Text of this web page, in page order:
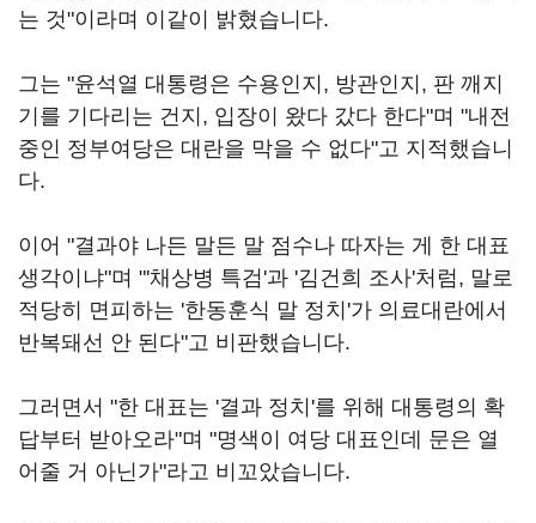
는 것"이라며 이같이 밝혔습니다.
그는 "윤석열 대통령은 수용인지, 방관인지, 판 깨지
기를 기다리는 건지, 입장이 왔다 갔다 한다"며 "내전
중인 정부여당은 대란을 막을 수 없다"고 지적했습니
다.
이어 "결과야 나든 말든 말 점수나 따자는 게 한 대표
생각이냐"며 "'채상병 특검'과 '김건희 조사'처럼, 말로
적당히 면피하는 '한동훈식 말 정치'가 의료대란에서
반복돼선 안 된다"고 비판했습니다.
그러면서 "한 대표는 '결과 정치'를 위해 대통령의 확
답부터 받아오라"며 "명색이 여당 대표인데 문은 열
어줄 거 아닌가"라고 비꼬았습니다.